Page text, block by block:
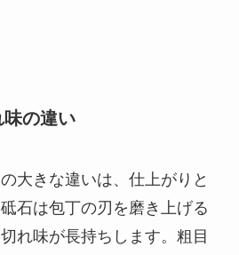
の違い
大きな違いは、仕上がりと
石は包丁の刃を磨き上げる
れ味が長持ちします。粗目